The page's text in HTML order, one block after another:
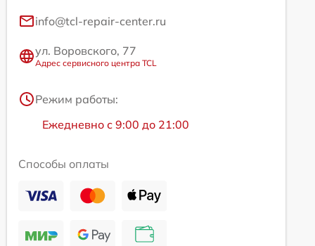
info@tcl-repair-center.ru
ул. Воровского, 77
Адрес сервисного центра TCL
Режим работы:
Ежедневно с 9:00 до 21:00
Способы оплаты